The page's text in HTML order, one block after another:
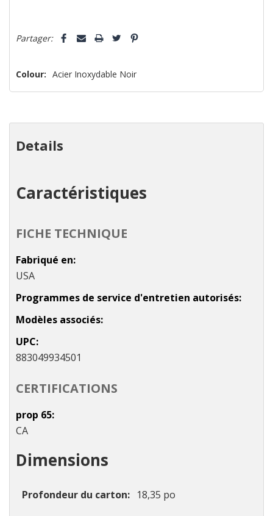
vous!
n’en
reste
que
Partager:
Colour: Acier Inoxydable Noir
Details
Caractéristiques
FICHE TECHNIQUE
Fabriqué en
USA
Programmes de service d'entretien autorisés
Modèles associés
UPC
883049934501
CERTIFICATIONS
prop 65
CA
Dimensions
Profondeur du carton 18,35 po